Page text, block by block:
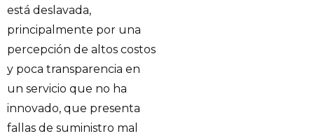
está deslavada,
principalmente por una
percepción de altos costos
y poca transparencia en
un servicio que no ha
innovado, que presenta
fallas de suministro mal